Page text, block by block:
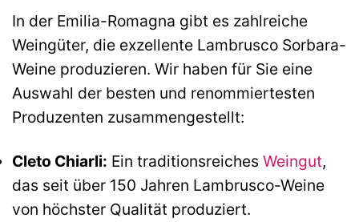
In der Emilia-Romagna gibt es zahlreiche
Weingüter, die exzellente Lambrusco Sorbara-
Weine produzieren. Wir haben für Sie eine
Auswahl der besten und renommiertesten
Produzenten zusammengestellt:
Cleto Chiarli: Ein traditionsreiches Weingut,
das seit über 150 Jahren Lambrusco-Weine
von höchster Qualität produziert.